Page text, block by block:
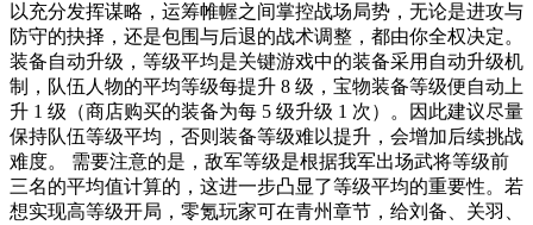
以充分发挥谋略，运筹帷幄之间掌控战场局势，无论是进攻与
防守的抉择，还是包围与后退的战术调整，都由你全权决定。
装备自动升级，等级平均是关键游戏中的装备采用自动升级机
制，队伍人物的平均等级每提升 8 级，宝物装备等级便自动上
升 1 级（商店购买的装备为每 5 级升级 1 次）。因此建议尽量
保持队伍等级平均，否则装备等级难以提升，会增加后续挑战
难度。 需要注意的是，敌军等级是根据我军出场武将等级前
三名的平均值计算的，这进一步凸显了等级平均的重要性。若
想实现高等级开局，零氪玩家可在青州章节，给刘备、关羽、